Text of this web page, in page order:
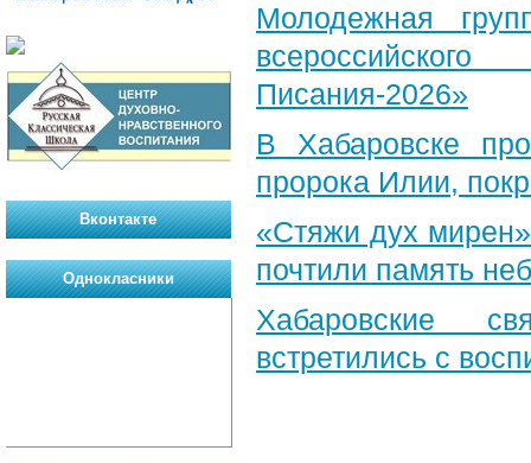
Молодежная
Писания-2026»
В Хабаровске
пророка Илии,
«Стяжи дух
почтили память
Хабаровские
встретились с
Вконтакте
Однокласники